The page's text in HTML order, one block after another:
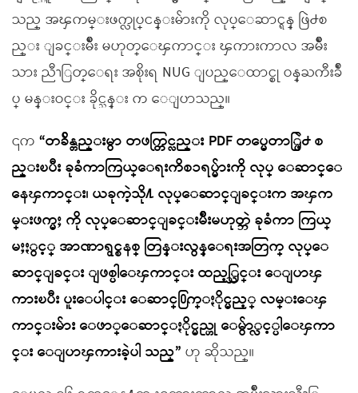
သည္ အၾကမ္းဖက္လုပ္ငန္းမ်ားကို လုပ္ေဆာင္ရန္ ဖြဲ႕စ
ည္း ျခင္းမ်ိဳး မဟုတ္ေၾကာင္း ၾကားကာလ အမ်ိဳး
သား ညီၫြတ္ေရး အစိုးရ NUG ျပည္ေထာင္စု ဝန္ႀကီးခ်ဳ
ပ္ မန္းဝင္း ခိုင္သန္း က ေျပာသည္။
၎က “တခ်ိန္တည္းမွာ တဖက္တြင္လည္း PDF တပ္မေတာ္ဖြဲ႕ စ
ည္းၿပီး ခုခံကာကြယ္ေရးကိစၥရပ္မ်ားကို လုပ္ ေဆာင္ေ
နေၾကာင္း၊ ယခုကဲ့သို႔ လုပ္ေဆာင္ျခင္းက အၾက
မ္းဖက္မႈ ကို လုပ္ေဆာင္ျခင္းမ်ိဳးမဟုတ္ဘဲ ခုခံကာ ကြယ္
မႈႏွင့္ အာဏာရွင္စနစ္ တြန္းလွန္ေရးအတြက္ လုပ္ေ
ဆာင္ျခင္း ျဖစ္ပါေၾကာင္း ထည့္သြင္း ေျပာၾ
ကားၿပီး ပူးေပါင္း ေဆာင္႐ြက္ႏိုင္မည့္ လမ္းေၾ
ကာင္းမ်ား ေဖာ္ေဆာင္ႏိုင္မည္ဟု ေမွ်ာ္လင့္ပါေၾကာ
င္း ေျပာၾကားခဲ့ပါ သည္” ဟု ဆိုသည္။